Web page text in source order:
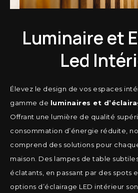
Luminaire et
Led
Élevez le design de vos espaces
gamme de luminaires et
Offrant une lumière de qualité
consommation d’énergie réduite,
comprend des solutions pour
maison. Des lampes de table
éclatants, en passant par des spots
options d’éclairage LED intérieur